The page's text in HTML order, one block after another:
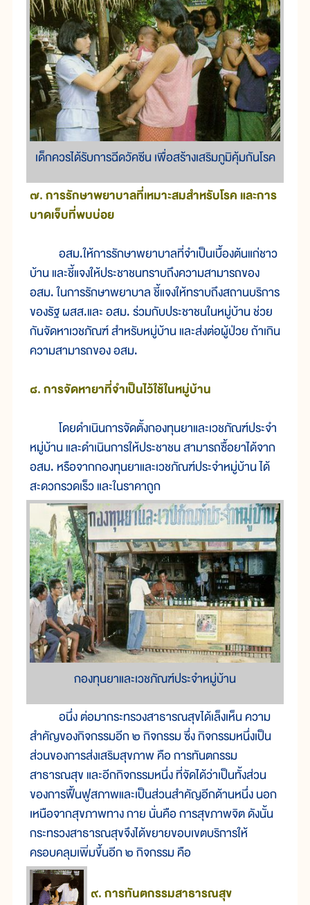
เด็กควรได้รับการฉีดวัคซีน เพื่อสร้างเสริมภูมิคุ้มกันโรค
๗. การรักษาพยาบาลที่เหมาะสมสำหรับโรค และการ
บาดเจ็บที่พบบ่อย
อสม.ให้การรักษาพยาบาลที่จำเป็นเบื้องต้นแก่ชาว
บ้าน และชี้แจงให้ประชาชนทราบถึงความสามารถของ
อสม. ในการรักษาพยาบาล ชี้แจงให้ทราบถึงสถานบริการ
ของรัฐ ผสส.และ อสม. ร่วมกับประชาชนในหมู่บ้าน ช่วย
กันจัดหาเวชภัณฑ์ สำหรับหมู่บ้าน และส่งต่อผู้ป่วย ถ้าเกิน
ความสามารถของ อสม.
๘. การจัดหายาที่จำเป็นไว้ใช้ในหมู่บ้าน
โดยดำเนินการจัดตั้งกองทุนยาและเวชภัณฑ์ประจำ
หมู่บ้าน และดำเนินการให้ประชาชน สามารถซื้อยาได้จาก
อสม. หรือจากกองทุนยาและเวชภัณฑ์ประจำหมู่บ้าน ได้
สะดวกรวดเร็ว และในราคาถูก
กองทุนยาและเวชภัณฑ์ประจำหมู่บ้าน
อนึ่ง ต่อมากระทรวงสาธารณสุขได้เล็งเห็น ความ
สำคัญของกิจกรรมอีก ๒ กิจกรรม ซึ่ง กิจกรรมหนึ่งเป็น
ส่วนของการส่งเสริมสุขภาพ คือ การทันตกรรม
สาธารณสุข และอีกกิจกรรมหนึ่ง ที่จัดได้ว่าเป็นทั้งส่วน
ของการฟื้นฟูสภาพและเป็นส่วนสำคัญอีกด้านหนึ่ง นอก
เหนือจากสุขภาพทาง กาย นั่นคือ การสุขภาพจิต ดังนั้น
กระทรวงสาธารณสุขจึงได้ขยายขอบเขตบริการให้
ครอบคลุมเพิ่มขึ้นอีก ๒ กิจกรรม คือ
๙. การทันตกรรมสาธารณสุข